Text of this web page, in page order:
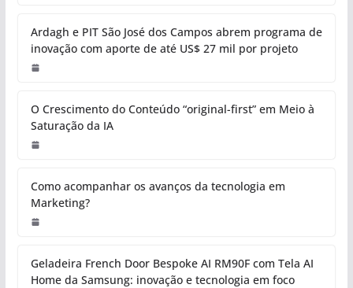
Ardagh e PIT São José dos Campos abrem programa de
inovação com aporte de até US$ 27 mil por projeto
O Crescimento do Conteúdo “original-first” em Meio à
Saturação da IA
Como acompanhar os avanços da tecnologia em
Marketing?
Geladeira French Door Bespoke AI RM90F com Tela AI
Home da Samsung: inovação e tecnologia em foco